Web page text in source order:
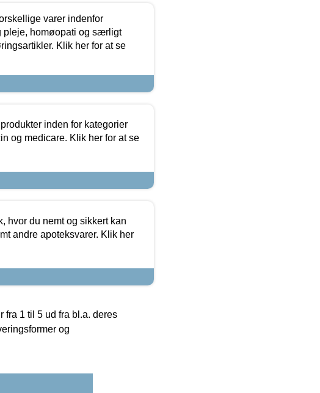
varer indenfor
pleje, homøopati og særligt
Klik her for at se
inden for kategorier
og medicare. Klik her for at se
hvor du nemt og sikkert kan
andre apoteksvarer. Klik her
1 til 5 ud fra bl.a. deres
og